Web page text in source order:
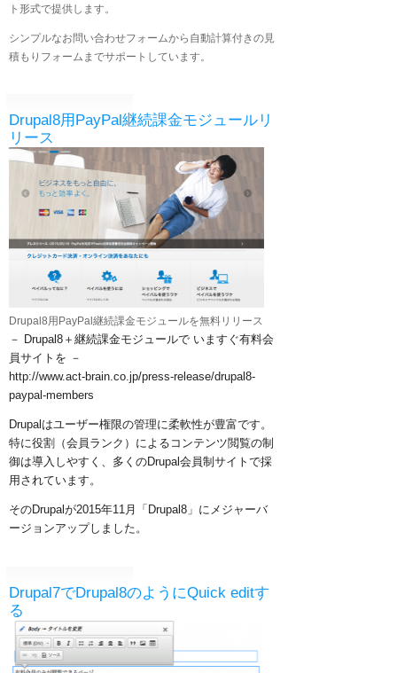
ト形式で提供します。
シンプルなお問い合わせフォームから自動計算付きの見
積もりフォームまでサポートしています。
Drupal8用PayPal継続課金モジュールリ
リース
Drupal8用PayPal継続課金モジュールを無料リリース
－ Drupal8＋継続課金モジュールで いますぐ有料会
員サイトを －
​http://www.act-brain.co.jp/press-release/drupal8-
paypal-members
Drupalはユーザー権限の管理に柔軟性が豊富です。
特に役割（会員ランク）によるコンテンツ閲覧の制
御は導入しやすく、多くのDrupal会員制サイトで採
用されています。
そのDrupalが2015年11月「Drupal8」にメジャーバ
ージョンアップしました。
Drupal7でDrupal8のようにQuick editす
る